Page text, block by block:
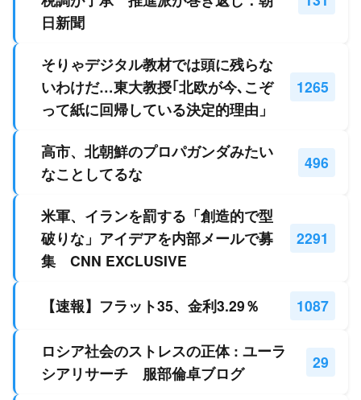
日新聞
そりゃデジタル教材では頭に残らな
いわけだ…東大教授｢北欧が今､こぞ
って紙に回帰している決定的理由」
1265
高市、北朝鮮のプロパガンダみたい
なことしてるな
496
米軍、イランを罰する「創造的で型
破りな」アイデアを内部メールで募
集 CNN EXCLUSIVE
2291
【速報】フラット35、金利3.29％ 1087
ロシア社会のストレスの正体 : ユーラ
シアリサーチ 服部倫卓ブログ
29